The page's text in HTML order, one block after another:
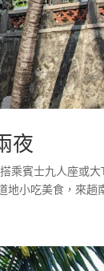
夜
乘賓士九人座或
地小吃美食，來趟